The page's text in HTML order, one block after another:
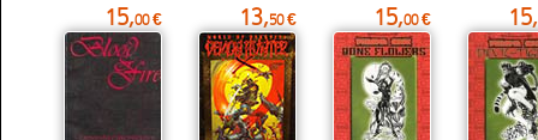
15,00 € 13,50 € 15,00 € 15,